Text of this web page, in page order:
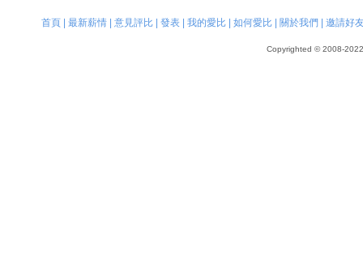
首頁| 最新薪情| 意見評比| 發表| 我的愛比| 如何愛比| 關於我們 邀請好
Copyrighted © 2008-